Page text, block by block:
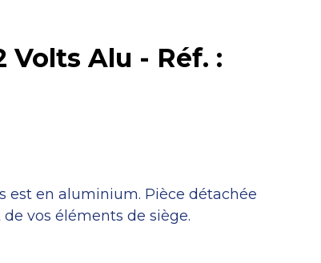
Volts Alu - Réf. :
est en aluminium. Pièce détachée
vos éléments de siège.